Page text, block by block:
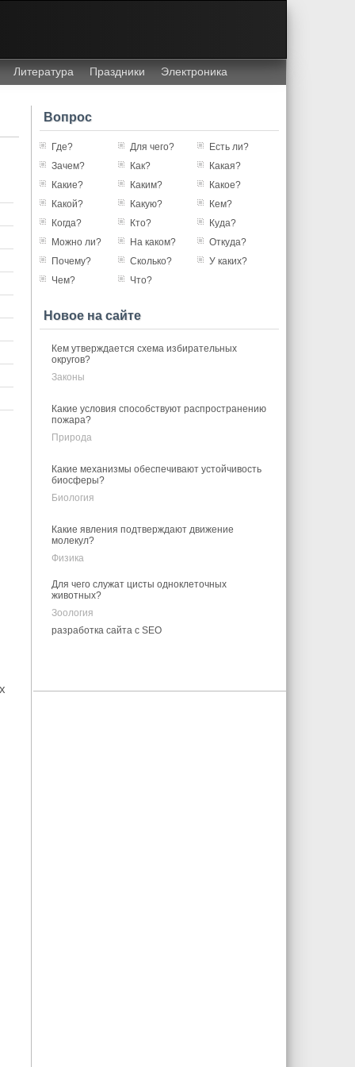
Литература Праздники Электроника
Вопрос
Где? Для чего?
Есть ли?
Зачем?
Как?
Какая?
Какие?
Каким?
Какое?
Какой?
Какую?
Кем?
Когда?
Кто?
Куда?
Можно ли?
На каком?
Откуда?
Почему?
Сколько?
У каких?
Чем?
Что?
Новое на сайте
Кем утверждается схема избирательных
округов?
Законы
Какие условия способствуют распространению
пожара?
Природа
Какие механизмы обеспечивают устойчивость
биосферы?
Биология
Какие явления подтверждают движение
молекул?
Физика
Для чего служат цисты одноклеточных
животных?
Зоология
разработка сайта с SEO